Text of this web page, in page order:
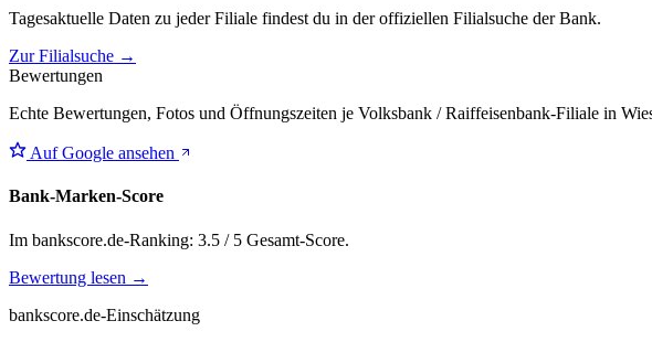
Tagesaktuelle Daten zu jeder Filiale findest du in der offiziellen Filialsuche der Bank.
Zur Filialsuche →
Bewertungen
Echte Bewertungen, Fotos und Öffnungszeiten je Volksbank / Raiffeisenbank-Filiale in
Auf Google ansehen
Bank-Marken-Score
Im bankscore.de-Ranking: 3.5 / 5 Gesamt-Score.
Bewertung lesen →
bankscore.de-Einschätzung